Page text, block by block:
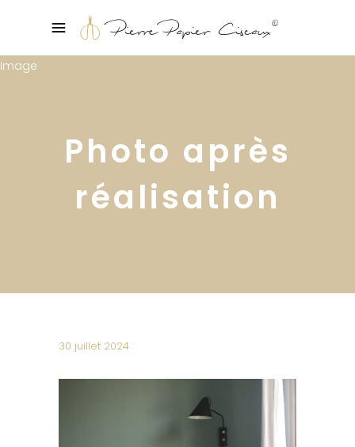
Photo après
réalisation
30 juillet 2024